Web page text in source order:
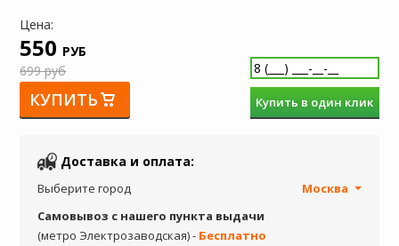
Цена:
550 РУБ
699 руб
КУПИТЬ Купить в один клик
Доставка и оплата:
Выберите город
Москва
Самовывоз с нашего пункта выдачи
(метро Электрозаводская) - Бесплатно